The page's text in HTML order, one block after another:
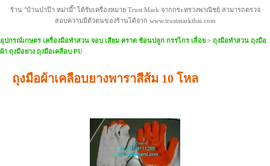
ร้าน "บ้านป่าป๊า หม่ามี๊" ได้รับเครื่องหมาย Trust Mark จากกระทรวงพาณิชย์ สามารถตรวจ
สอบความมีตัวตนของร้านได้จาก www.trustmarkthai.com
อุปกรณ์เกษตร เครื่องมือทำสวน จอบ เสียม คราด ช้อนปลูก กรรไกร เลื่อย > ถุงมือทำสวน ถุงมือ
ผ้า ถุงมือยาง ถุงมือเคลือบ PU
ถุงมือผ้าเคลือบยางพาราสีส้ม 10 โหล